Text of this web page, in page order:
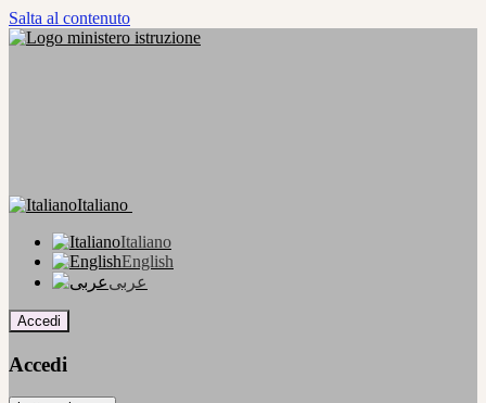
Salta al contenuto
Italiano
Italiano
English
عربى
Accedi
Accedi